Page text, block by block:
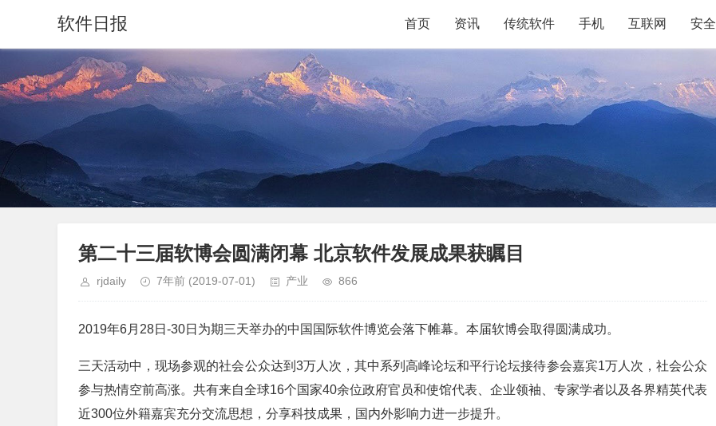
软件日报 首页 资讯 传统软件 手机 互联网 安全
第二十三届软博会圆满闭幕 北京软件发展成果获瞩目
rjdaily 7年前 (2019-07-01) 产业 866
2019年6月28日-30日为期三天举办的中国国际软件博览会落下帷幕。本届软博会取得圆满成功。
三天活动中，现场参观的社会公众达到3万人次，其中系列高峰论坛和平行论坛接待参会嘉宾1万人次，社会公众
参与热情空前高涨。共有来自全球16个国家40余位政府官员和使馆代表、企业领袖、专家学者以及各界精英代表
近300位外籍嘉宾充分交流思想，分享科技成果，国内外影响力进一步提升。